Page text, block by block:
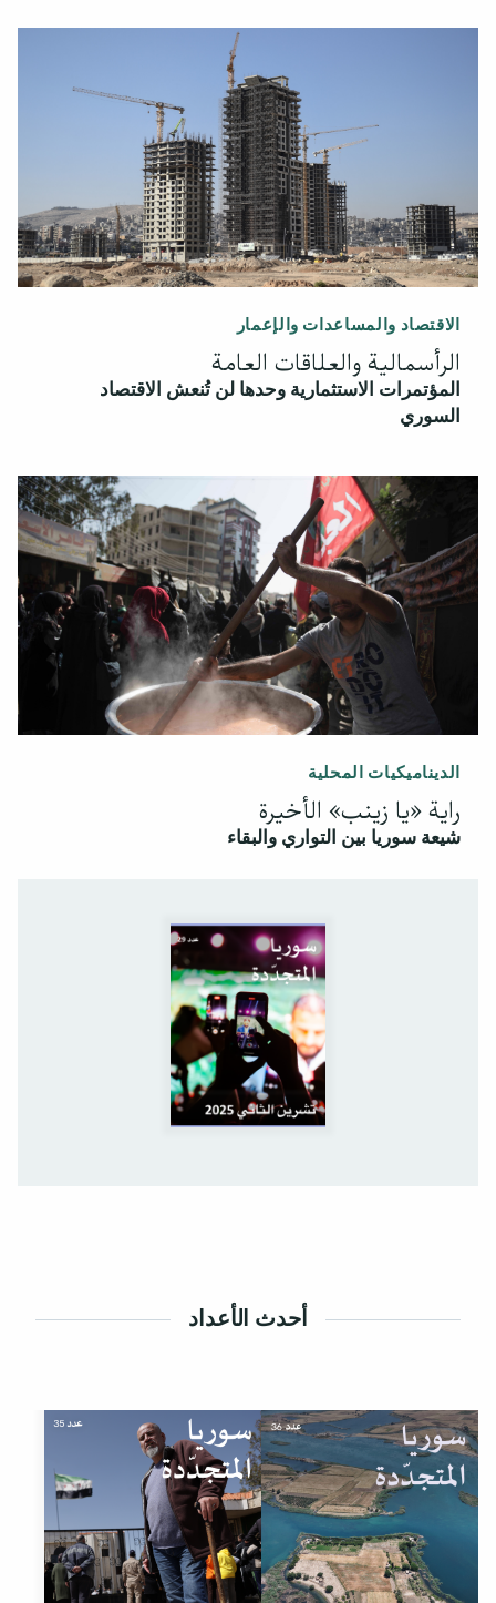
الاقتصاد والمساعدات والإعمار
الرأسمالية والعلاقات العامة
المؤتمرات الاستثمارية وحدها لن تُنعش الاقتصاد
السوري
الديناميكيات المحلية
راية «يا زينب» الأخيرة
شيعة سوريا بين التواري والبقاء
أحدث الأعداد